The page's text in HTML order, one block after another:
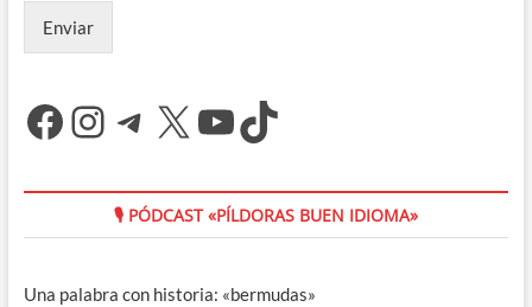
Enviar
Facebook
Instagram
Telegram
X YouTube
TikTok
🎙 PÓDCAST «PÍLDORAS BUEN IDIOMA»
Una palabra con historia: «bermudas»